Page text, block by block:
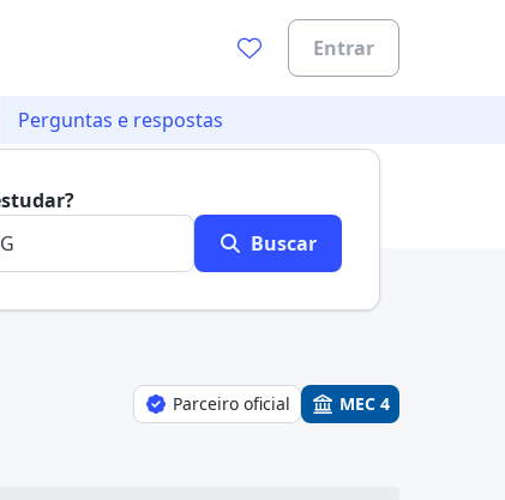
Entrar
Perguntas e respostas
Buscar
Parceiro oficial MEC 4